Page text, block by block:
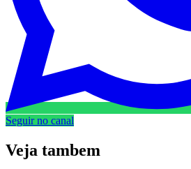
Seguir no canal
Veja tambem